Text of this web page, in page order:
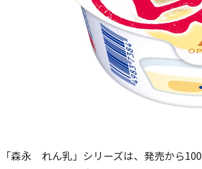
「森永 れん乳」シリーズは、発売から